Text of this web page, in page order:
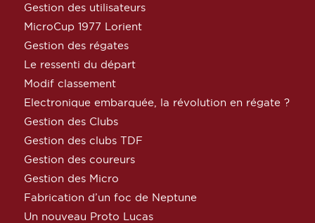
Gestion des utilisateurs
MicroCup 1977 Lorient
Gestion des régates
Le ressenti du départ
Modif classement
Electronique embarquée, la révolution en régate ?
Gestion des Clubs
Gestion des clubs TDF
Gestion des coureurs
Gestion des Micro
Fabrication d’un foc de Neptune
Un nouveau Proto Lucas